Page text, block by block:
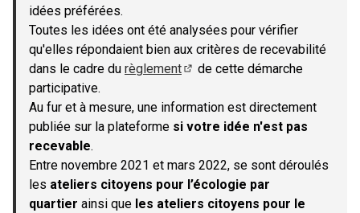
idées préférées.
Toutes les idées ont été analysées pour vérifier
qu'elles répondaient bien aux critères de recevabilité
dans le cadre du règlement
de cette démarche
participative.
Au fur et à mesure, une information est directement
publiée sur la plateforme si votre idée n'est pas
recevable.
Entre novembre 2021 et mars 2022, se sont déroulés
les ateliers citoyens pour l’écologie par
quartier ainsi que les ateliers citoyens pour le